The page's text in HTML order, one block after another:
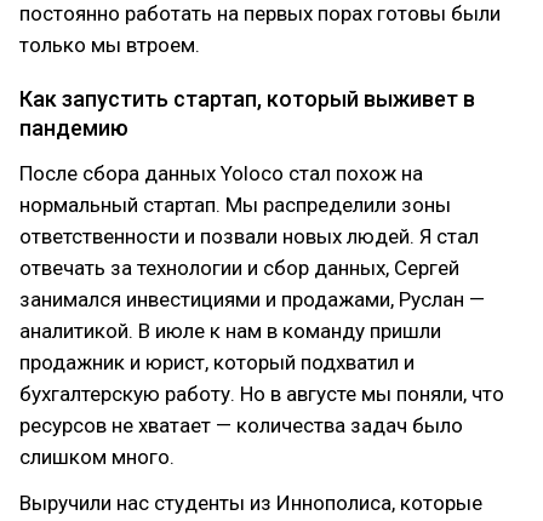
постоянно работать на первых порах готовы были
только мы втроем.
Как запустить стартап, который выживет в
пандемию
После сбора данных Yoloco стал похож на
нормальный стартап. Мы распределили зоны
ответственности и позвали новых людей. Я стал
отвечать за технологии и сбор данных, Сергей
занимался инвестициями и продажами, Руслан —
аналитикой. В июле к нам в команду пришли
продажник и юрист, который подхватил и
бухгалтерскую работу. Но в августе мы поняли, что
ресурсов не хватает — количества задач было
слишком много.
Выручили нас студенты из Иннополиса, которые